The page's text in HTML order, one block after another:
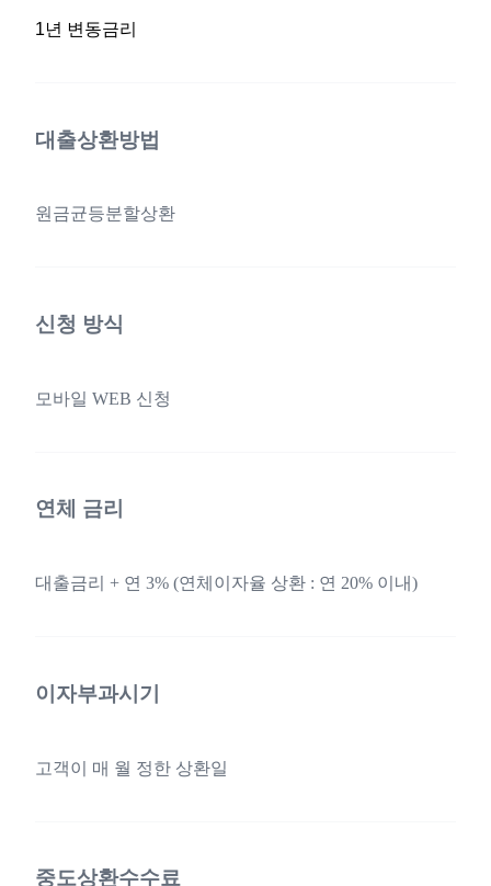
1년 변동금리
대출상환방법
원금균등분할상환
신청 방식
모바일 WEB 신청
연체 금리
대출금리 + 연 3% (연체이자율 상환 : 연 20% 이내)
이자부과시기
고객이 매 월 정한 상환일
중도상환수수료